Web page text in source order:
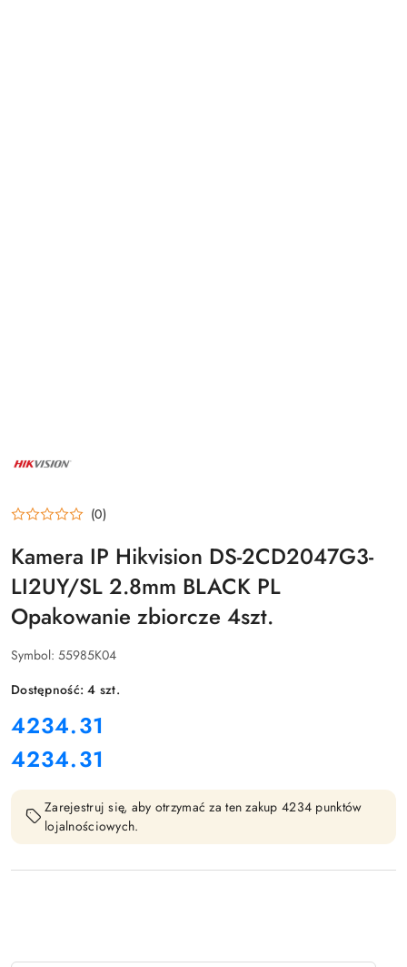
HIKVISION
(0)
Kamera IP Hikvision DS-2CD2047G3-
LI2UY/SL 2.8mm BLACK PL
Opakowanie zbiorcze 4szt.
Symbol: 55985K04
Dostępność:4 szt.
cena:
4234.31
Cena:
4234.31
Zarejestruj się, aby otrzymać za ten zakup 4234 punktów
lojalnościowych.